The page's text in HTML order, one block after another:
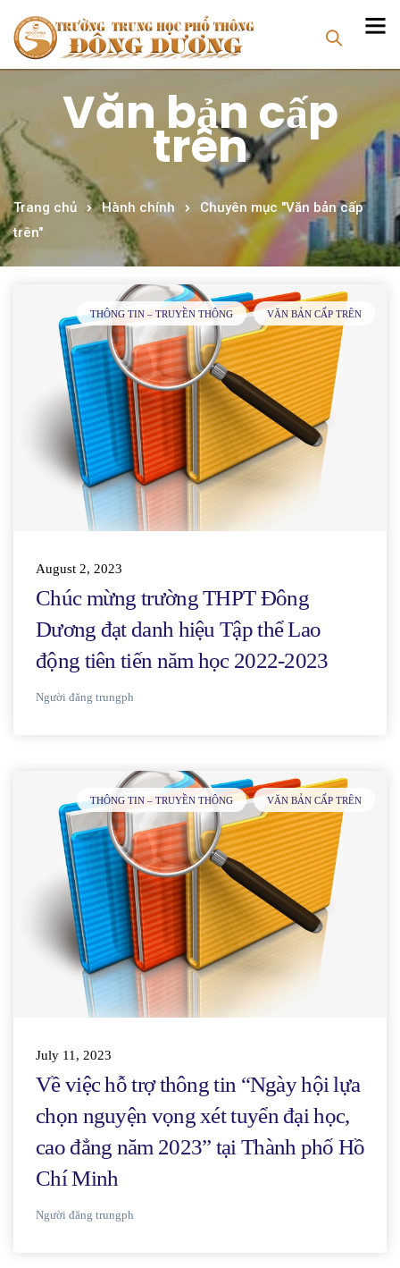
Văn bản cấp
trên
Trang chủ Hành chính
Chuyên mục "Văn bản cấp
trên"
THÔNG TIN – TRUYỀN THÔNG VĂN BẢN CẤP TRÊN
August 2, 2023
Chúc mừng trường THPT Đông
Dương đạt danh hiệu Tập thể Lao
động tiên tiến năm học 2022-2023
Người đăng trungph
THÔNG TIN – TRUYỀN THÔNG VĂN BẢN CẤP TRÊN
July 11, 2023
Về việc hỗ trợ thông tin “Ngày hội lựa
chọn nguyện vọng xét tuyển đại học,
cao đẳng năm 2023” tại Thành phố Hồ
Chí Minh
Người đăng trungph